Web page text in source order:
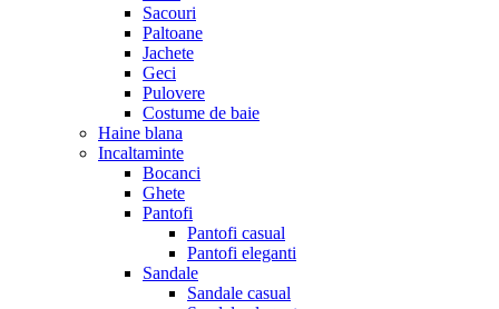
Sacouri
Paltoane
Jachete
Geci
Pulovere
Costume de baie
Haine blana
Incaltaminte
Bocanci
Ghete
Pantofi
Pantofi casual
Pantofi eleganti
Sandale
Sandale casual